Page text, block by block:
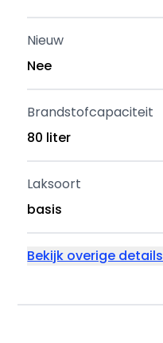
Nieuw
Nee
Brandstofcapaciteit
80 liter
Laksoort
basis
Bekijk overige details